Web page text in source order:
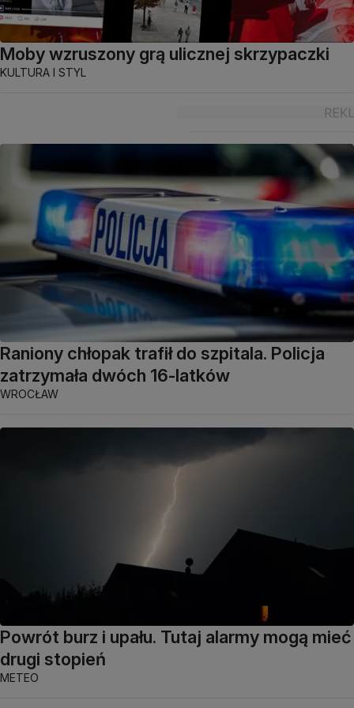
Moby wzruszony grą ulicznej skrzypaczki
KULTURA I STYL
Raniony chłopak trafił do szpitala. Policja
zatrzymała dwóch 16-latków
WROCŁAW
Powrót burz i upału. Tutaj alarmy mogą mieć
drugi stopień
METEO